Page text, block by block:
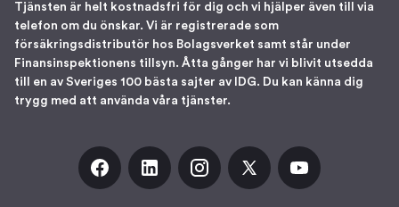
Tjänsten är helt kostnadsfri för dig och vi hjälper även till via
telefon om du önskar. Vi är registrerade som
försäkringsdistributör hos Bolagsverket samt står under
Finansinspektionens tillsyn. Åtta gånger har vi blivit utsedda
till en av Sveriges 100 bästa sajter av IDG. Du kan känna dig
trygg med att använda våra tjänster.